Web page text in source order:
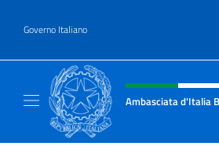
Governo Italiano
Intestazione sito,
Ambasciata d'Italia